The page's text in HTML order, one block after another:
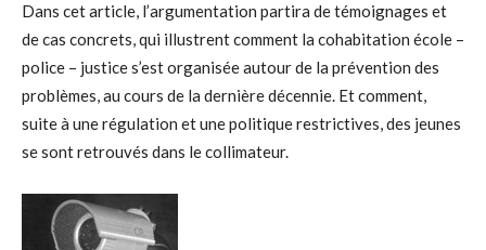
Dans cet article, l’argumentation partira de témoignages et
de cas concrets, qui illustrent comment la cohabitation école –
police – justice s’est organisée autour de la prévention des
problèmes, au cours de la dernière décennie. Et comment,
suite à une régulation et une politique restrictives, des jeunes
se sont retrouvés dans le collimateur.